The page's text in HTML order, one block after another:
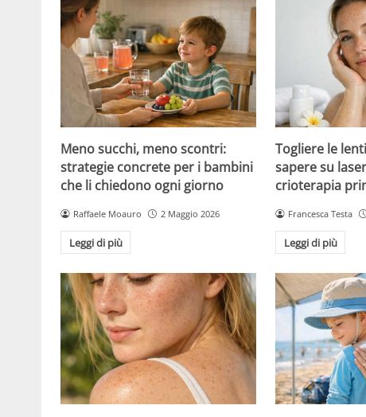
Meno succhi, meno scontri:
strategie concrete per i bambini
che li chiedono ogni giorno
Raffaele Moauro 2 Maggio 2026
Leggi di più
Togliere le
sapere su
crioterapia
Francesca Testa
Leggi di più